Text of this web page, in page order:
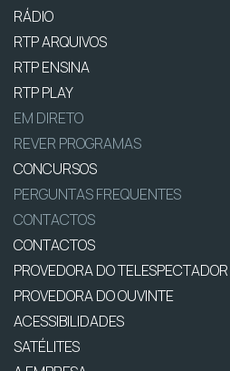
RÁDIO
RTP ARQUIVOS
RTP ENSINA
RTP PLAY
EM DIRETO
REVER PROGRAMAS
CONCURSOS
PERGUNTAS FREQUENTES
CONTACTOS
CONTACTOS
PROVEDORA DO TELESPECTADOR
PROVEDORA DO OUVINTE
ACESSIBILIDADES
SATÉLITES